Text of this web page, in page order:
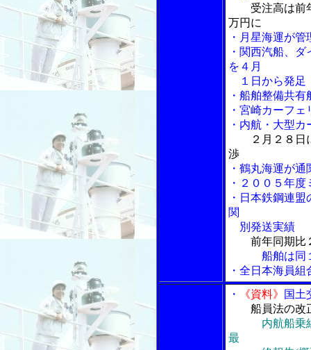
受注高は前
万円に
・月星海運が
・関西汽船、
を４月
１日から発足
・船舶整備共
・宮崎カーフ
・内航・大型
２月２８
渉
・鶴丸海運が
・２００５年
・日本鉄鋼連
関
別発送実績
前年同期比
船舶は同１
・全日本海員
・ 《資料》
国土
船員法の改
内航船乗
最